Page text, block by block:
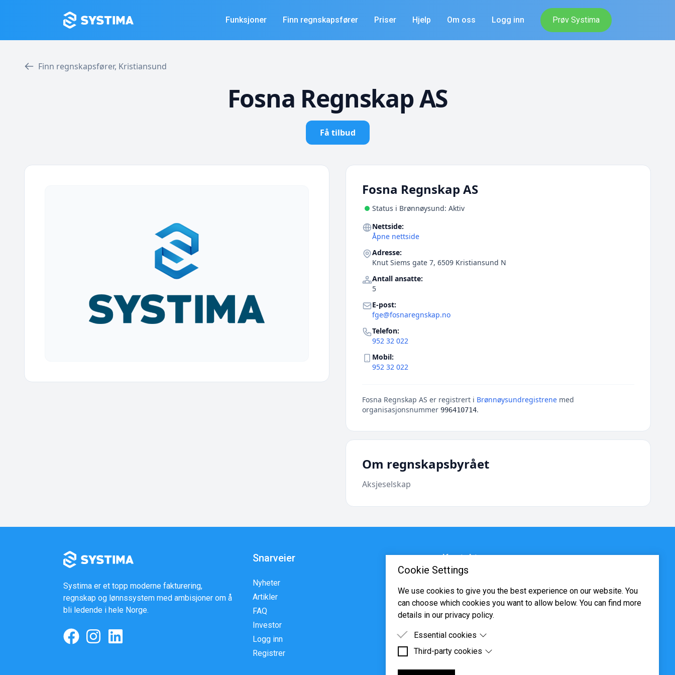
Funksjoner Finn regnskapsfører Priser Hjelp Om oss Logg inn Prøv Systima
Finn regnskapsfører, Kristiansund
Fosna Regnskap AS
Få tilbud
Fosna Regnskap AS
Status i Brønnøysund: Aktiv
Nettside:
Åpne nettside
Adresse:
Knut Siems gate 7, 6509 Kristiansund N
Antall ansatte:
5
E-post:
fge@fosnaregnskap.no
Telefon:
952 32 022
Mobil:
952 32 022
Fosna Regnskap AS er registrert i Brønnøysundregistrene med
organisasjonsnummer 996410714.
Om regnskapsbyrået
Aksjeselskap
Cookie Settings
We use cookies to give you the best experience on our website. You
can choose which cookies you want to allow below. You can find more
details in our privacy policy.
Essential cookies
Essential cookies are cookies that are needed for the proper
Third-party cookies
Third-party cookies are cookies set by third-party software to enable
Systima er et topp moderne fakturering,
regnskap og lønnssystem med ambisjoner om å
bli ledende i hele Norge.
Snarveier
Nyheter
Artikler
FAQ
Investor
Logg inn
Registrer
Kontakt
post@systima.no
www.systima.no